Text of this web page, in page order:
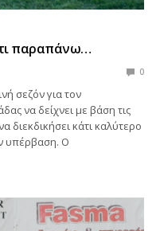
παραπάνω…
0
σεζόν για τον
να δείχνει με βάση τις
διεκδικήσει κάτι καλύτερο
υπέρβαση. Ο